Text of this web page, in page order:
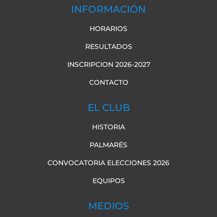
INFORMACIÓN
HORARIOS
RESULTADOS
INSCRIPCION 2026-2027
CONTACTO
EL CLUB
HISTORIA
PALMARÉS
CONVOCATORIA ELECCIONES 2026
EQUIPOS
MEDIOS